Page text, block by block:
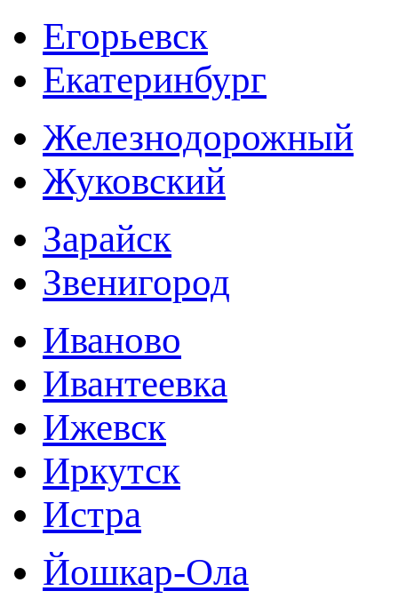
Егорьевск
Екатеринбург
Железнодорожный
Жуковский
Зарайск
Звенигород
Иваново
Ивантеевка
Ижевск
Иркутск
Истра
Йошкар-Ола